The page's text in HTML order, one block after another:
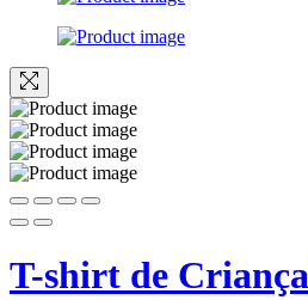
T-shirt de